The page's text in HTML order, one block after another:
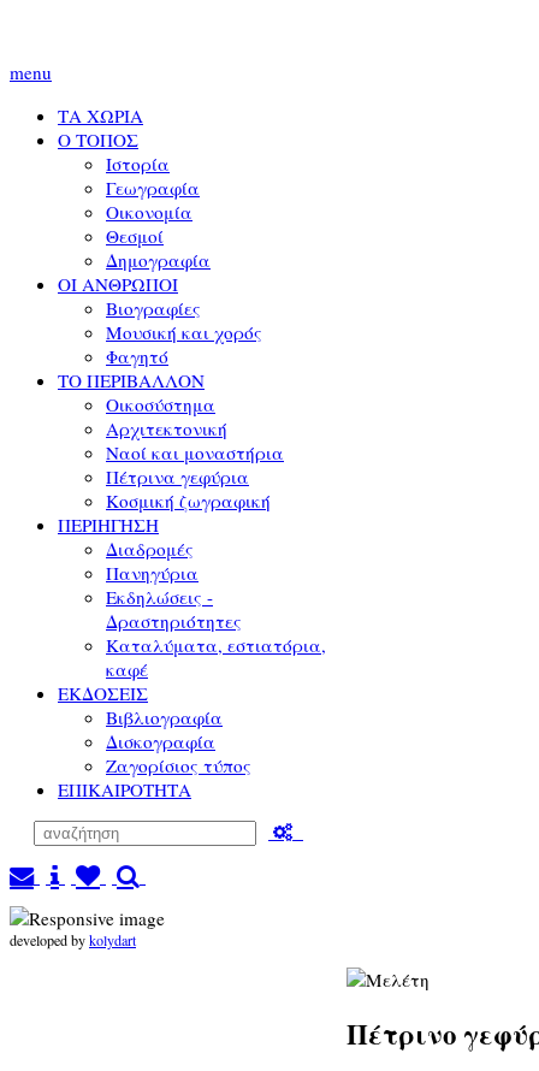
menu
ΤΑ ΧΩΡΙΑ
Ο ΤΟΠΟΣ
Ιστορία
Γεωγραφία
Οικονομία
Θεσμοί
Δημογραφία
ΟΙ ΑΝΘΡΩΠΟΙ
Βιογραφίες
Μουσική και χορός
Φαγητό
ΤΟ ΠΕΡΙΒΑΛΛΟΝ
Οικοσύστημα
Αρχιτεκτονική
Ναοί και μοναστήρια
Πέτρινα γεφύρια
Κοσμική ζωγραφική
ΠΕΡΙΗΓΗΣΗ
Διαδρομές
Πανηγύρια
Εκδηλώσεις -
Δραστηριότητες
Καταλύματα, εστιατόρια,
καφέ
ΕΚΔΟΣΕΙΣ
Βιβλιογραφία
Δισκογραφία
Ζαγορίσιος τύπος
ΕΠΙΚΑΙΡΟΤΗΤΑ
developed bykolydart
Πέτρινο